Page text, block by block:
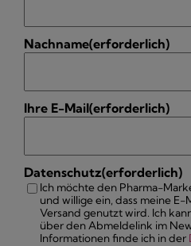
Nachname(erforderlich)
Ihre E-Mail(erforderlich)
Datenschutz(erforderlich)
Ich möchte den Pharma-
und willige ein, dass meine
Versand genutzt wird. Ich
über den Abmeldelink im
Informationen finde ich in der